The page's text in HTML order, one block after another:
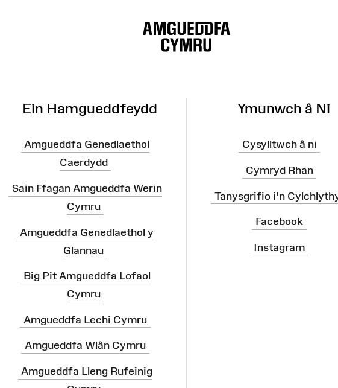
Ein Hamgueddfeydd
Amgueddfa Genedlaethol
Caerdydd
Sain Ffagan Amgueddfa Werin
Cymru
Amgueddfa Genedlaethol y
Glannau
Big Pit Amgueddfa Lofaol
Cymru
Amgueddfa Lechi Cymru
Amgueddfa Wlân Cymru
Amgueddfa Lleng Rufeinig
Ymunwch â Ni
Cysylltwch â ni
Cymryd Rhan
Tanysgrifio i'n
Facebook
Instagram